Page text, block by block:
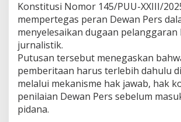
Konstitusi Nomor 145/PUU-XXIII/
mempertegas peran Dewan Pers
menyelesaikan dugaan pelanggaran
jurnalistik.
Putusan tersebut menegaskan
pemberitaan harus terlebih dahulu
melalui mekanisme hak jawab, hak
penilaian Dewan Pers sebelum
pidana.